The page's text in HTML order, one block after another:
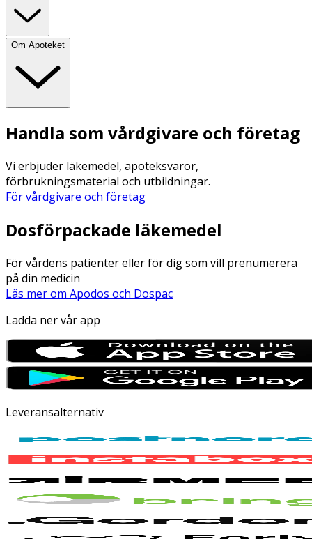
Om Apoteket
Handla som vårdgivare och företag
Vi erbjuder läkemedel, apoteksvaror,
förbrukningsmaterial och utbildningar.
För vårdgivare och företag
Dosförpackade läkemedel
För vårdens patienter eller för dig som vill prenumerera
på din medicin
Läs mer om Apodos och Dospac
Ladda ner vår app
Leveransalternativ